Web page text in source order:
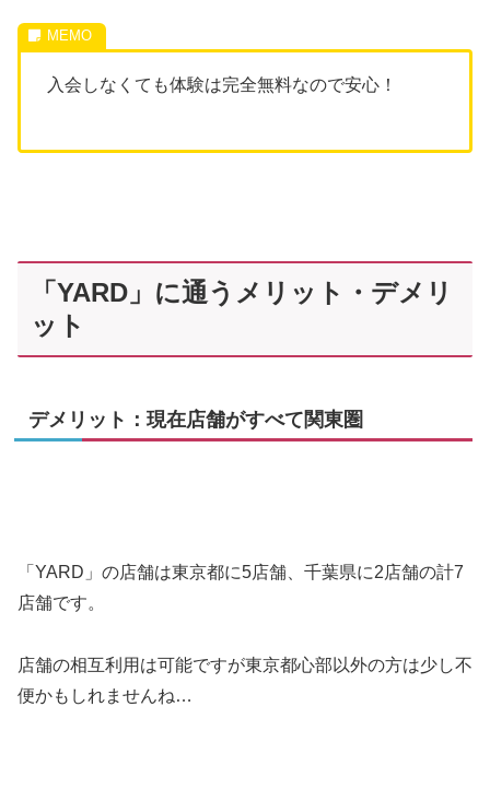
入会しなくても体験は完全無料なので安心！
「YARD」に通うメリット・デメリ
ット
デメリット：現在店舗がすべて関東圏
「YARD」の店舗は東京都に5店舗、千葉県に2店舗の計7
店舗です。
店舗の相互利用は可能ですが東京都心部以外の方は少し不
便かもしれませんね…